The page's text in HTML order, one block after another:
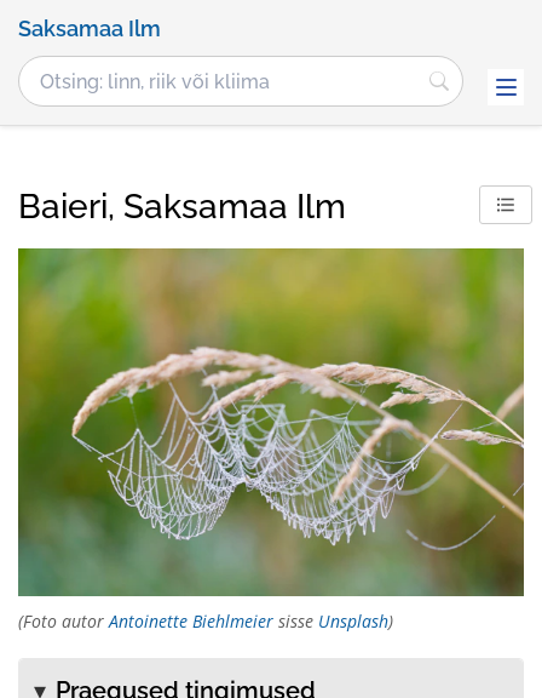
Saksamaa Ilm
Baieri, Saksamaa Ilm
(Foto autor Antoinette Biehlmeier sisse Unsplash)
Praegused tingimused